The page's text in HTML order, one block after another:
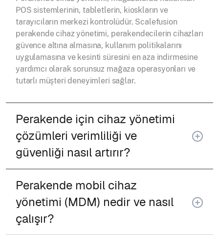
POS sistemlerinin, tabletlerin, kioskların ve
tarayıcıların merkezi kontrolüdür. Scalefusion
perakende cihaz yönetimi, perakendecilerin cihazları
güvence altına almasına, kullanım politikalarını
uygulamasına ve kesinti süresini en aza indirmesine
yardımcı olarak sorunsuz mağaza operasyonları ve
tutarlı müşteri deneyimleri sağlar.
Perakende için cihaz yönetimi
çözümleri verimliliği ve
güvenliği nasıl artırır?
Perakende mobil cihaz
yönetimi (MDM) nedir ve nasıl
çalışır?